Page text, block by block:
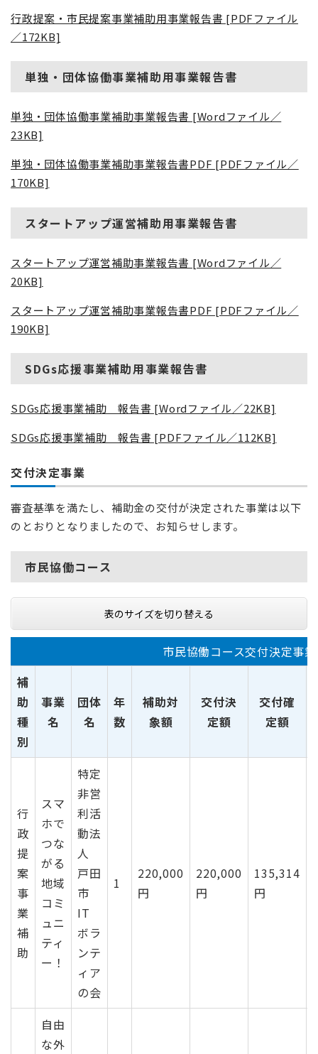
行政提案・市民提案事業補助用事業報告書 [PDFファイル
／172KB]
単独・団体協働事業補助用事業報告書
単独・団体協働事業補助事業報告書 [Wordファイル／
23KB]
単独・団体協働事業補助事業報告書PDF [PDFファイル／
170KB]
スタートアップ運営補助用事業報告書
スタートアップ運営補助事業報告書 [Wordファイル／
20KB]
スタートアップ運営補助事業報告書PDF [PDFファイル／
190KB]
SDGs応援事業補助用事業報告書
SDGs応援事業補助 報告書 [Wordファイル／22KB]
SDGs応援事業補助 報告書 [PDFファイル／112KB]
交付決定事業
審査基準を満たし、補助金の交付が決定された事業は以下
のとおりとなりましたので、お知らせします。
市民協働コース
表のサイズを切り替える
市民協働コース交付決定事業
補
助
種
別
事業
名
団体
名
年
数
補助対
象額
交付決
定額
交付確
定額
行
政
提
案
事
業
補
助
スマ
ホで
つな
がる
地域
コミ
ュニ
ティ
ー！
特定
非営
利活
動法
人
戸田
市
IT
ボラ
ンテ
ィア
の会
1
220,000
円
220,000
円
135,314
円
自由
な外